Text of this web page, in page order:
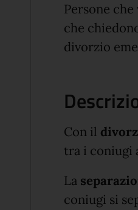
Persone
che
divorzio
Con il
tra i coniugi
La
coniugi si